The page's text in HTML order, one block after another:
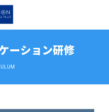
ーション研修